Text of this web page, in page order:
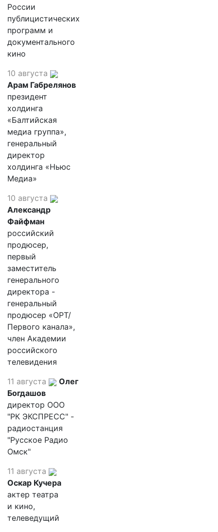
России
публицистических
программ и
документального
кино
10 августа
Арам Габрелянов
президент
холдинга
«Балтийская
медиа группа»,
генеральный
директор
холдинга «Ньюс
Медиа»
10 августа
Александр
Файфман
российский
продюсер,
первый
заместитель
генерального
директора -
генеральный
продюсер «ОРТ/
Первого канала»,
член Академии
российского
телевидения
11 августа
Олег
Богдашов
директор ООО
"РК ЭКСПРЕСС" -
радиостанция
"Русское Радио
Омск"
11 августа
Оскар Кучера
актер театра
и кино,
телеведущий